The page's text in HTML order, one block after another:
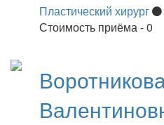
Пластический хирург
Стоимость приёма - 0